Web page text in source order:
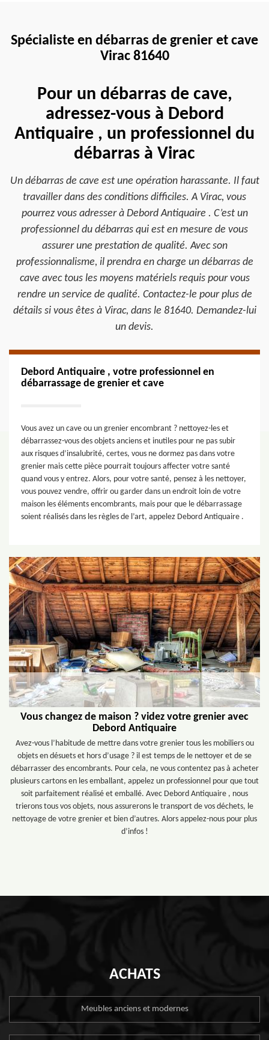
Spécialiste en débarras de grenier et cave
Virac 81640
Pour un débarras de cave,
adressez-vous à Debord
Antiquaire , un professionnel du
débarras à Virac
Un débarras de cave est une opération harassante. Il faut
travailler dans des conditions difficiles. A Virac, vous
pourrez vous adresser à Debord Antiquaire . C’est un
professionnel du débarras qui est en mesure de vous
assurer une prestation de qualité. Avec son
professionnalisme, il prendra en charge un débarras de
cave avec tous les moyens matériels requis pour vous
rendre un service de qualité. Contactez-le pour plus de
détails si vous êtes à Virac, dans le 81640. Demandez-lui
un devis.
Debord Antiquaire , votre professionnel en
débarrassage de grenier et cave
Vous avez un cave ou un grenier encombrant ? nettoyez-les et
débarrassez-vous des objets anciens et inutiles pour ne pas subir
aux risques d’insalubrité, certes, vous ne dormez pas dans votre
grenier mais cette pièce pourrait toujours affecter votre santé
quand vous y entrez. Alors, pour votre santé, pensez à les nettoyer,
vous pouvez vendre, offrir ou garder dans un endroit loin de votre
maison les éléments encombrants, mais pour que le débarrassage
soient réalisés dans les règles de l’art, appelez Debord Antiquaire .
Vous changez de maison ? videz votre grenier avec
Debord Antiquaire
Avez-vous l’habitude de mettre dans votre grenier tous les mobiliers ou
objets en désuets et hors d’usage ? il est temps de le nettoyer et de se
débarrasser des encombrants. Pour cela, ne vous contentez pas à acheter
plusieurs cartons en les emballant, appelez un professionnel pour que tout
soit parfaitement réalisé et emballé. Avec Debord Antiquaire , nous
trierons tous vos objets, nous assurerons le transport de vos déchets, le
nettoyage de votre grenier et bien d’autres. Alors appelez-nous pour plus
d’infos !
ACHATS
Meubles anciens et modernes